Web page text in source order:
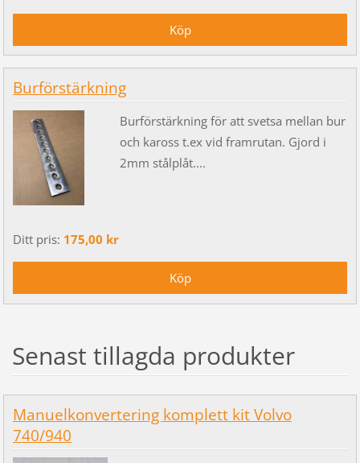
Burförstärkning
Burförstärkning för att svetsa mellan bur
och kaross t.ex vid framrutan. Gjord i
2mm stålplåt....
Ditt pris: 175,00 kr
Senast tillagda produkter
Manuelkonvertering komplett kit Volvo
740/940